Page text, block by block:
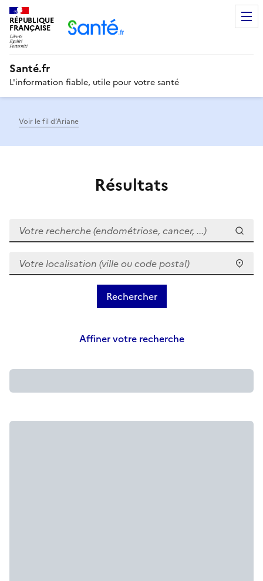
RÉPUBLIQUE
FRANÇAISE
Santé.fr
L'information fiable, utile pour votre santé
Voir le fil d’Ariane
Résultats
Votre recherche (endométriose, cancer, ...)
Votre localisation (ville ou code postal)
Affiner votre recherche